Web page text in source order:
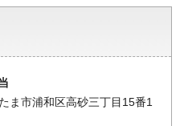
ま市浦和区高砂三丁目15番1